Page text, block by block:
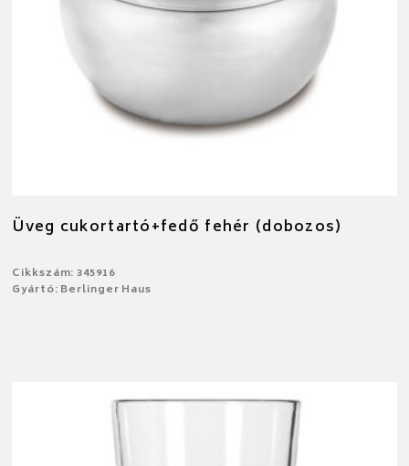
Üveg cukortartó+fedő fehér (dobozos)
Cikkszám: 345916
Gyártó: Berlinger Haus